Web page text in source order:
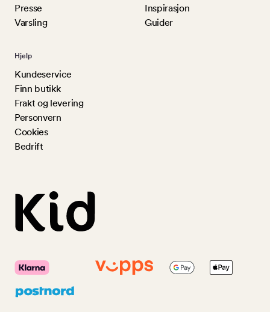
Presse
Varsling
Inspirasjon
Guider
Hjelp
Kundeservice
Finn butikk
Frakt og levering
Personvern
Cookies
Bedrift